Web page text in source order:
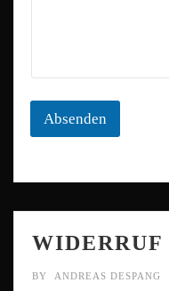
Absenden
WIDERRUF
BY ANDREAS DESPANG